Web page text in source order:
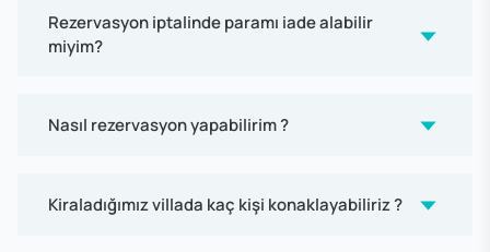
Rezervasyon iptalinde paramı iade alabilir
miyim?
Nasıl rezervasyon yapabilirim ?
Kiraladığımız villada kaç kişi konaklayabiliriz ?